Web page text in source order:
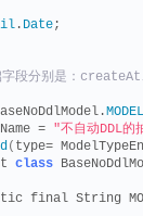
. Date;
段分别是：
= "不自动DDL的
( type=
class
final String